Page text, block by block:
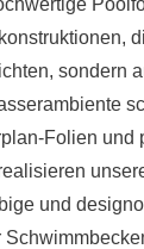
sondern
Folien und
und